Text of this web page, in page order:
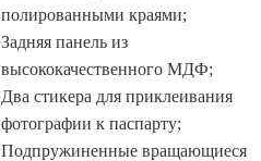
полированными краями;
Задняя панель из
высококачественного МДФ;
Два стикера для приклеивания
фотографии к паспарту;
Подпружиненные вращающиеся